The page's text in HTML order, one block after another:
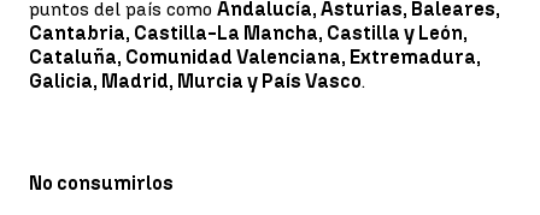
puntos del país como Andalucía, Asturias, Baleares,
Cantabria, Castilla-La Mancha, Castilla y León,
Cataluña, Comunidad Valenciana, Extremadura,
Galicia, Madrid, Murcia y País Vasco.
No consumirlos